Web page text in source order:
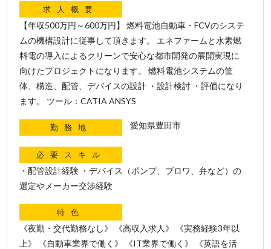
求人概要
【年収500万円～600万円】 燃料電池自動車・FCVのシステ
ムの機構設計に従事して頂きます。 エネファームと水素燃
料電の導入によるクリーンで安心な都市開発の展開実現に
向けたプロジェクトになります。 燃料電池システムの筐
体、構造、配管、デバイスの設計 ・設計検討 ・評価になり
ます。 ツール：CATIA ANSYS
勤務地 愛知県豊田市
必要スキル
・配管設計経験 ・デバイス（ポンプ、ブロワ、弁など）の
選定やメーカー交渉経験
特色
《夜勤・交代勤務なし》 《高収入求人》 《実務経験3年以
上》 《自動車業界で働く》 《IT業界で働く》 《英語を活